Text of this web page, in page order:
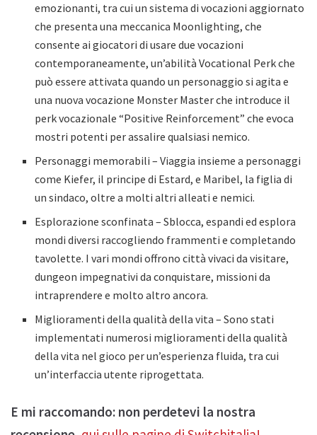
emozionanti, tra cui un sistema di vocazioni aggiornato
che presenta una meccanica Moonlighting, che
consente ai giocatori di usare due vocazioni
contemporaneamente, un’abilità Vocational Perk che
può essere attivata quando un personaggio si agita e
una nuova vocazione Monster Master che introduce il
perk vocazionale “Positive Reinforcement” che evoca
mostri potenti per assalire qualsiasi nemico.
Personaggi memorabili – Viaggia insieme a personaggi
come Kiefer, il principe di Estard, e Maribel, la figlia di
un sindaco, oltre a molti altri alleati e nemici.
Esplorazione sconfinata – Sblocca, espandi ed esplora
mondi diversi raccogliendo frammenti e completando
tavolette. I vari mondi offrono città vivaci da visitare,
dungeon impegnativi da conquistare, missioni da
intraprendere e molto altro ancora.
Miglioramenti della qualità della vita – Sono stati
implementati numerosi miglioramenti della qualità
della vita nel gioco per un’esperienza fluida, tra cui
un’interfaccia utente riprogettata.
E mi raccomando: non perdetevi la nostra